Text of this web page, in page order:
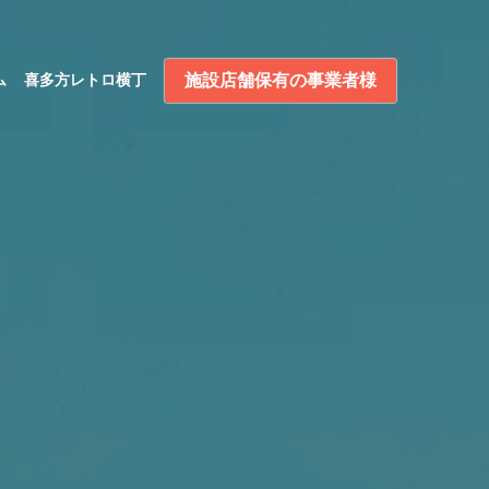
喜多方レトロ横丁 施設店舗保有の事業者様